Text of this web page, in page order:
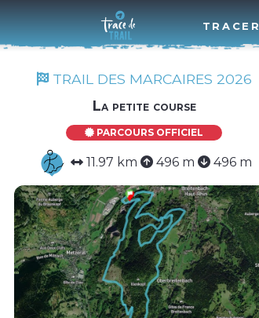
TRACER
TRAIL DES MARCAIRES 2026
La petite course
PARCOURS OFFICIEL
11.97 km 496 m 496 m